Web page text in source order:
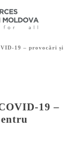
19 – provocări și
19 –